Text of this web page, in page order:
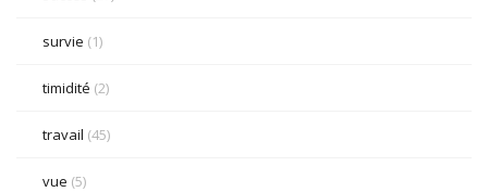
survie (1)
timidité (2)
travail (45)
vue (5)